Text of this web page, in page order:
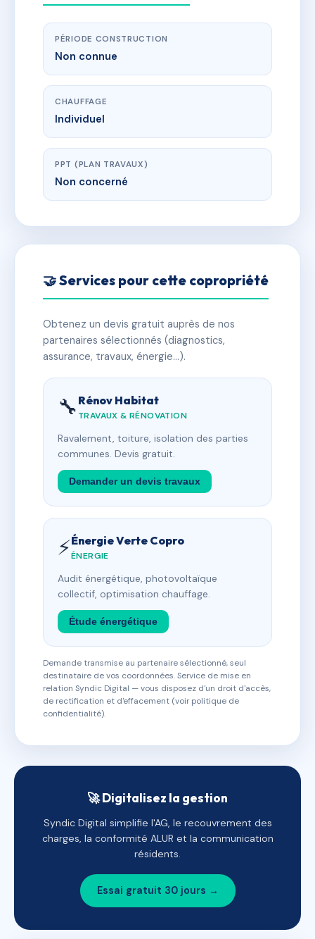
PÉRIODE CONSTRUCTION
Non connue
CHAUFFAGE
Individuel
PPT (PLAN TRAVAUX)
Non concerné
🤝 Services pour cette copropriété
Obtenez un devis gratuit auprès de nos
partenaires sélectionnés (diagnostics,
assurance, travaux, énergie…).
🔧 Rénov Habitat
TRAVAUX & RÉNOVATION
Ravalement, toiture, isolation des parties
communes. Devis gratuit.
Demander un devis travaux
⚡Énergie Verte Copro
ÉNERGIE
Audit énergétique, photovoltaïque
collectif, optimisation chauffage.
Étude énergétique
Demande transmise au partenaire sélectionné, seul
destinataire de vos coordonnées. Service de mise en
relation Syndic Digital — vous disposez d'un droit d'accès,
de rectification et d'effacement (voir politique de
confidentialité).
🚀 Digitalisez la gestion
Syndic Digital simplifie l'AG, le recouvrement des
charges, la conformité ALUR et la communication
résidents.
Essai gratuit 30 jours →